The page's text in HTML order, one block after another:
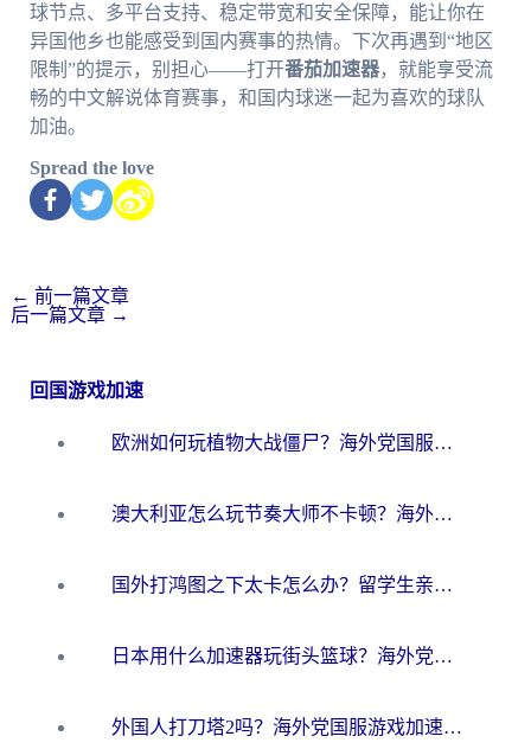
球节点、多平台支持、稳定带宽和安全保障，能让你在
异国他乡也能感受到国内赛事的热情。下次再遇到“地区
限制”的提示，别担心——打开番茄加速器，就能享受流
畅的中文解说体育赛事，和国内球迷一起为喜欢的球队
加油。
Spread the love
← 前一篇文章
后一篇文章 →
回国游戏加速
欧洲如何玩植物大战僵尸？海外党国服游戏加速避坑指南（附实测对比）
澳大利亚怎么玩节奏大师不卡顿？海外党国服游戏加速终极指南
国外打鸿图之下太卡怎么办？留学生亲测有效的国服游戏加速方案
日本用什么加速器玩街头篮球？海外党国服游戏不卡顿的终极攻略
外国人打刀塔2吗？海外党国服游戏加速避坑全攻略